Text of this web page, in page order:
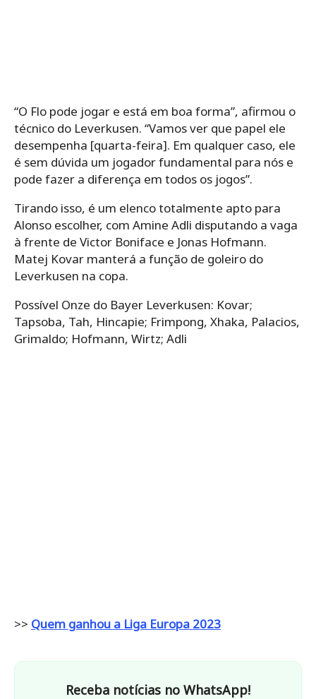
“O Flo pode jogar e está em boa forma”, afirmou o
técnico do Leverkusen. “Vamos ver que papel ele
desempenha [quarta-feira]. Em qualquer caso, ele
é sem dúvida um jogador fundamental para nós e
pode fazer a diferença em todos os jogos”.
Tirando isso, é um elenco totalmente apto para
Alonso escolher, com Amine Adli disputando a vaga
à frente de Victor Boniface e Jonas Hofmann.
Matej Kovar manterá a função de goleiro do
Leverkusen na copa.
Possível Onze do Bayer Leverkusen: Kovar;
Tapsoba, Tah, Hincapie; Frimpong, Xhaka, Palacios,
Grimaldo; Hofmann, Wirtz; Adli
>> Quem ganhou a Liga Europa 2023
Receba notícias no WhatsApp!